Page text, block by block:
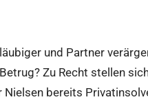
und Partner
Zu Recht stellen
Nielsen bereits